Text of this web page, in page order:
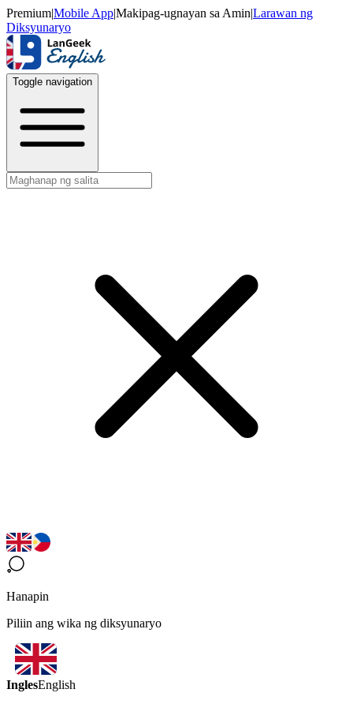
Premium|Mobile App|Makipag-ugnayan sa Amin|Larawan ng
Diksyunaryo
Toggle navigation
Hanapin
Piliin ang wika ng diksyunaryo
InglesEnglish